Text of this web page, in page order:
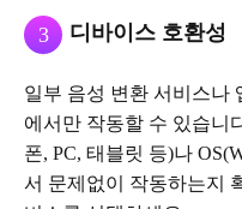
3 디바이스 호환성
일부 음성 변환 서비스나
에서만 작동할 수 있습니
폰, PC, 태블릿 등)나
서 문제없이 작동하는지